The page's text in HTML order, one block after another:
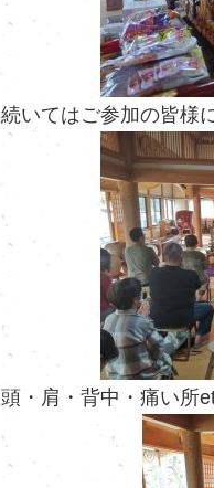
続いてはご参加の皆様
頭・肩・背中・痛い所